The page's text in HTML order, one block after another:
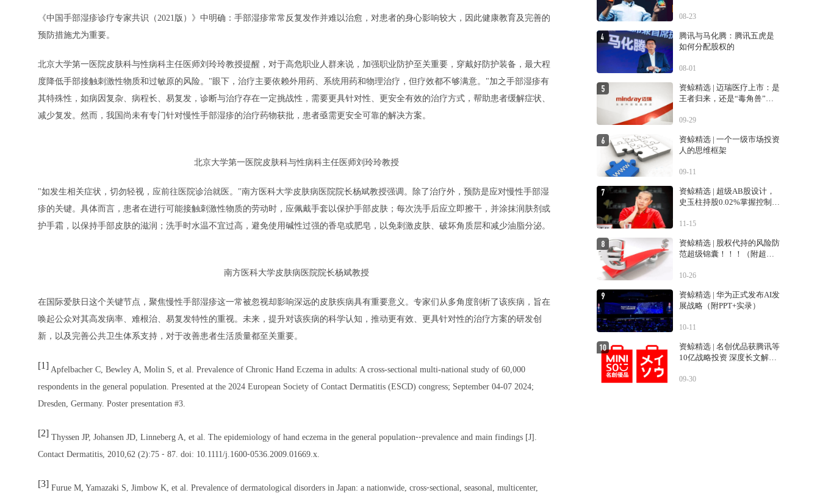
《中国手部湿疹诊疗专家共识（2021版）》中明确：手部湿疹常常反复发作并难以治愈，对患者的身心影响较大，因此健康教育及完善的
预防措施尤为重要。
北京大学第一医院皮肤科与性病科主任医师刘玲玲教授提醒，对于高危职业人群来说，加强职业防护至关重要，穿戴好防护装备，最大程
度降低手部接触刺激性物质和过敏原的风险。"眼下，治疗主要依赖外用药、系统用药和物理治疗，但疗效都不够满意。"加之手部湿疹有
其特殊性，如病因复杂、病程长、易复发，诊断与治疗存在一定挑战性，需要更具针对性、更安全有效的治疗方式，帮助患者缓解症状、
减少复发。然而，我国尚未有专门针对慢性手部湿疹的治疗药物获批，患者亟需更安全可靠的解决方案。
北京大学第一医院皮肤科与性病科主任医师刘玲玲教授
"如发生相关症状，切勿轻视，应前往医院诊治就医。"南方医科大学皮肤病医院院长杨斌教授强调。除了治疗外，预防是应对慢性手部湿
疹的关键。具体而言，患者在进行可能接触刺激性物质的劳动时，应佩戴手套以保护手部皮肤；每次洗手后应立即擦干，并涂抹润肤剂或
护手霜，以保持手部皮肤的滋润；洗手时水温不宜过高，避免使用碱性过强的香皂或肥皂，以免刺激皮肤、破坏角质层和减少油脂分泌。
南方医科大学皮肤病医院院长杨斌教授
在国际爱肤日这个关键节点，聚焦慢性手部湿疹这一常被忽视却影响深远的皮肤疾病具有重要意义。专家们从多角度剖析了该疾病，旨在
唤起公众对其高发病率、难根治、易复发特性的重视。未来，提升对该疾病的科学认知，推动更有效、更具针对性的治疗方案的研发创
新，以及完善公共卫生体系支持，对于改善患者生活质量都至关重要。
[1] Apfelbacher C, Bewley A, Molin S, et al. Prevalence of Chronic Hand Eczema in adults: A cross-sectional multi-national study of 60,000
respondents in the general population. Presented at the 2024 European Society of Contact Dermatitis (ESCD) congress; September 04-07 2024;
Dresden, Germany. Poster presentation #3.
[2] Thyssen JP, Johansen JD, Linneberg A, et al. The epidemiology of hand eczema in the general population⁃⁃prevalence and main findings [J].
Contact Dermatitis, 2010,62 (2):75 ⁃ 87. doi: 10.1111/j.1600⁃0536.2009.01669.x.
[3] Furue M, Yamazaki S, Jimbow K, et al. Prevalence of dermatological disorders in Japan: a nationwide, cross⁃sectional, seasonal, multicenter,
08-23
腾讯与马化腾：腾讯五虎是
如何分配股权的
08-01
资鲸精选 | 迈瑞医疗上市：是
王者归来，还是“毒角兽”降
09-29
资鲸精选 | 一个一级市场投资
人的思维框架
09-11
资鲸精选 | 超级AB股设计，
史玉柱持股0.02%掌握控制权
11-15
资鲸精选 | 股权代持的风险防
范超级锦囊！！！（附超经
10-26
资鲸精选 | 华为正式发布AI发
展战略（附PPT+实录）
10-11
资鲸精选 | 名创优品获腾讯等
10亿战略投资 深度长文解密
09-30